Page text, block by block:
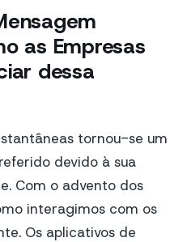
as Empresas
dessa
tornou-se um
devido à sua
Com o advento dos
interagimos com os
Os aplicativos de